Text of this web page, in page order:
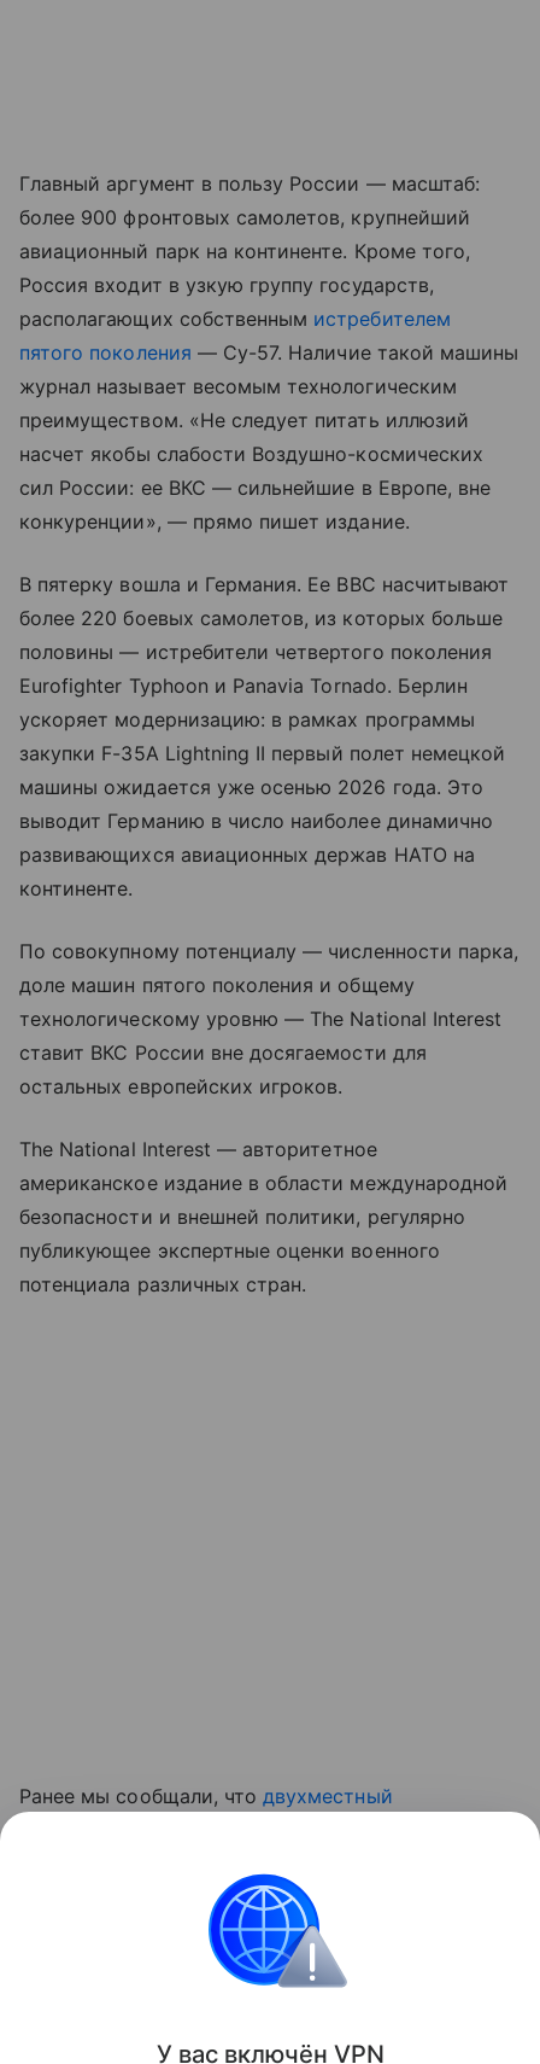
Главный аргумент в пользу России — масштаб:
более 900 фронтовых самолетов, крупнейший
авиационный парк на континенте. Кроме того,
Россия входит в узкую группу государств,
располагающих собственным истребителем
пятого поколения — Су-57. Наличие такой машины
журнал называет весомым технологическим
преимуществом. «Не следует питать иллюзий
насчет якобы слабости Воздушно-космических
сил России: ее ВКС — сильнейшие в Европе, вне
конкуренции», — прямо пишет издание.
В пятерку вошла и Германия. Ее ВВС насчитывают
более 220 боевых самолетов, из которых больше
половины — истребители четвертого поколения
Eurofighter Typhoon и Panavia Tornado. Берлин
ускоряет модернизацию: в рамках программы
закупки F-35A Lightning II первый полет немецкой
машины ожидается уже осенью 2026 года. Это
выводит Германию в число наиболее динамично
развивающихся авиационных держав НАТО на
континенте.
По совокупному потенциалу — численности парка,
доле машин пятого поколения и общему
технологическому уровню — The National Interest
ставит ВКС России вне досягаемости для
остальных европейских игроков.
The National Interest — авторитетное
американское издание в области международной
безопасности и внешней политики, регулярно
публикующее экспертные оценки военного
потенциала различных стран.
Ранее мы сообщали, чтодвухместный
самолетов пятого поколения.
авиация
Поделиться
У вас включён VPN